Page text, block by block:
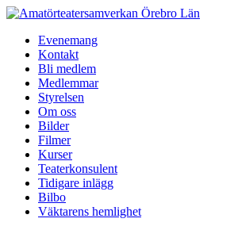
Hoppa
innehållEvenemang
Kontakt
Bli medlem
Medlemmar
Styrelsen
Om oss
Bilder
Filmer
Kurser
Teaterkonsulent
Tidigare inlägg
Bilbo
Väktarens hemlighet